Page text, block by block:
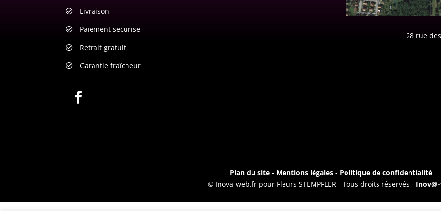
Livraison
Paiement securisé
Retrait gratuit
Garantie fraîcheur
28 rue
Plan du site- Mentions légales - Politique de confidentialité
© Inova-web.fr pour Fleurs STEMPFLER - Tous droits réservés -